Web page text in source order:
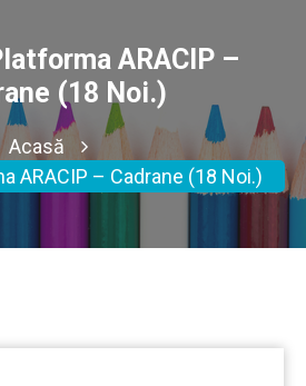
ARACIP –
(18 Noi.)
Acasă
ARACIP – Cadrane (18 Noi.)